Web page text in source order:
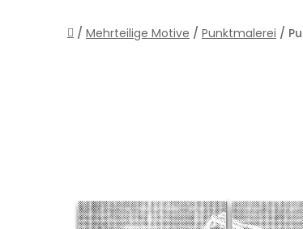
Startseite
/ Mehrteilige Motive / Punktmalerei /